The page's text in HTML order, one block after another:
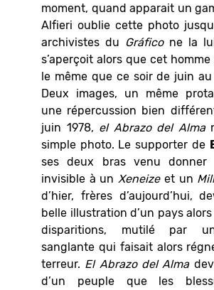
moment, quand apparait un
Alfieri oublie cette photo
archivistes du Gráficone la
s’aperçoit alors que cet
le même que ce soir de juin au
Deux images, un même
une répercussion bien
juin 1978, el Abrazo del Alma
simple photo. Le supporter de
ses deux bras venu donner
invisible à un Xeneizeet un
d’hier, frères d’aujourd’hui,
belle illustration d’un pays
disparitions, mutilé par
sanglante qui faisait alors
terreur. El Abrazo del Alma
d’un peuple que les